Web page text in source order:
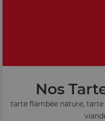
Nos
tarte flambée nature,